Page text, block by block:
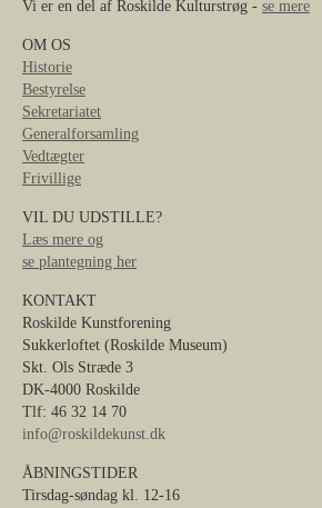
Vi er en del af Roskilde Kulturstrøg - se mere
OM OS
Historie
Bestyrelse
Sekretariatet
Generalforsamling
Vedtægter
Frivillige
VIL DU UDSTILLE?
Læs mere og
se plantegning her
KONTAKT
Roskilde Kunstforening
Sukkerloftet (Roskilde Museum)
Skt. Ols Stræde 3
DK-4000 Roskilde
Tlf: 46 32 14 70
info@roskildekunst.dk
ÅBNINGSTIDER
Tirsdag-søndag kl. 12-16